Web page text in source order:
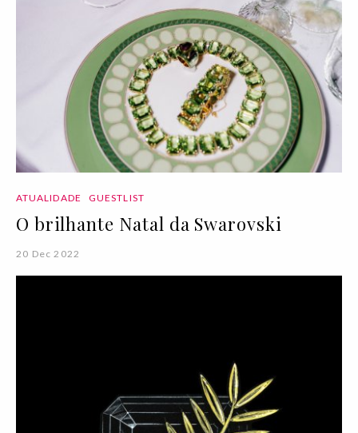
ATUALIDADE GUESTLIST
O brilhante Natal da Swarovski
20 Dec 2022